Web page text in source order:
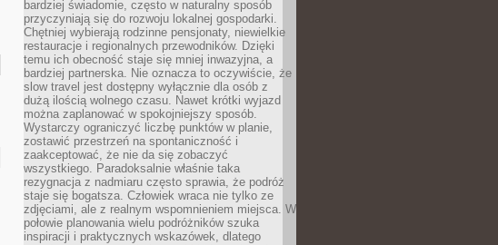
bardziej świadomie, często w naturalny sposób
przyczyniają się do rozwoju lokalnej gospodarki.
Chętniej wybierają rodzinne pensjonaty, niewielkie
restauracje i regionalnych przewodników. Dzięki
temu ich obecność staje się mniej inwazyjna, a
bardziej partnerska. Nie oznacza to oczywiście, że
slow travel jest dostępny wyłącznie dla osób z
dużą ilością wolnego czasu. Nawet krótki wyjazd
można zaplanować w spokojniejszy sposób.
Wystarczy ograniczyć liczbę punktów w planie,
zostawić przestrzeń na spontaniczność i
zaakceptować, że nie da się zobaczyć
wszystkiego. Paradoksalnie właśnie taka
rezygnacja z nadmiaru często sprawia, że podróż
staje się bogatsza. Człowiek wraca nie tylko ze
zdjęciami, ale z realnym wspomnieniem miejsca. W
połowie planowania wielu podróżników szuka
inspiracji i praktycznych wskazówek, dlatego